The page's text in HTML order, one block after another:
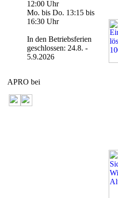
12:00 Uhr
Mo. bis Do. 13:15 bis
16:30 Uhr
In den Betriebsferien
geschlossen: 24.8. -
5.9.2026
APRO bei